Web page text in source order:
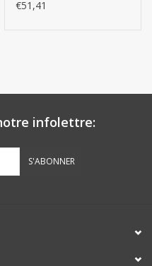
lait ±375pcs.
€51,41
infolettre:
S'ABONNER